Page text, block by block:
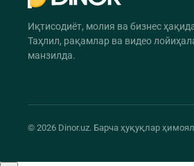
Иқтисодиёт, молия ва бизнес
Таҳлил, рақамлар ва видео
манзилда.
© 2026 Dinor.uz. Барча ҳуқуқлар